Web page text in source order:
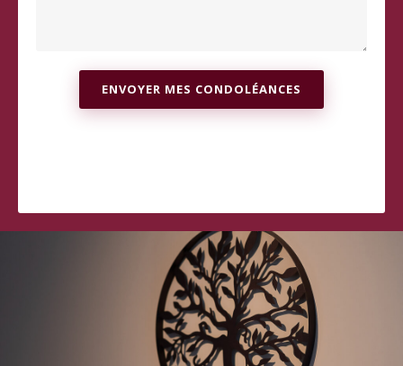
ENVOYER MES CONDOLÉANCES